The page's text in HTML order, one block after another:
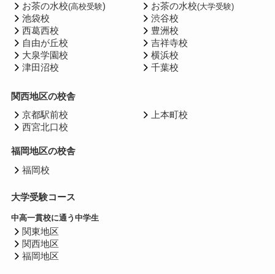
お茶の水校(高校受験)
池袋校
西葛西校
自由が丘校
大泉学園校
津田沼校
お茶の水校(大学受験)
渋谷校
豊洲校
吉祥寺校
横浜校
千葉校
関西地区の校舎
京都駅前校
西宮北口校
上本町校
福岡地区の校舎
福岡校
大学受験コース
中高一貫校に通う中学生
関東地区
関西地区
福岡地区